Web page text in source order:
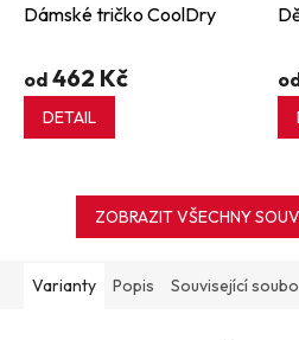
Dámské tričko CoolDry
od 462 Kč
DETAIL
ZOBRAZIT VŠECHNY
Varianty Popis Související